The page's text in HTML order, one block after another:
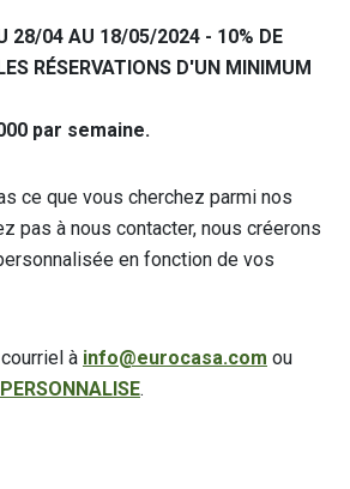
28/04 AU 18/05/2024 - 10% DE
RÉSERVATIONS D'UN MINIMUM
par semaine.
ce que vous cherchez parmi nos
pas à nous contacter, nous créerons
en fonction de vos
à info@eurocasa.com ou
.